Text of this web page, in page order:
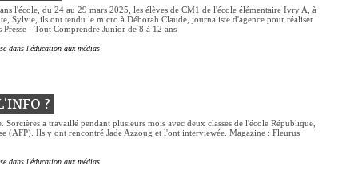
l'école, du 24 au 29 mars 2025, les élèves de CM1 de l'école élémentaire Ivry A, à
Sylvie, ils ont tendu le micro à Déborah Claude, journaliste d'agence pour réaliser
- Tout Comprendre Junior de 8 à 12 ans
dans l'éducation aux médias
?
Sorcières a travaillé pendant plusieurs mois avec deux classes de l'école République,
(AFP). Ils y ont rencontré Jade Azzoug et l'ont interviewée. Magazine : Fleurus
dans l'éducation aux médias